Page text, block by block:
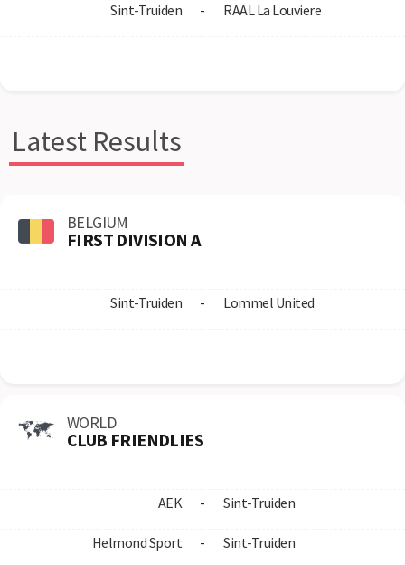
Sint-Truiden - RAAL La Louviere
Latest Results
BELGIUM
FIRST DIVISION A
Sint-Truiden - Lommel United
WORLD
CLUB FRIENDLIES
AEK - Sint-Truiden
Helmond Sport - Sint-Truiden